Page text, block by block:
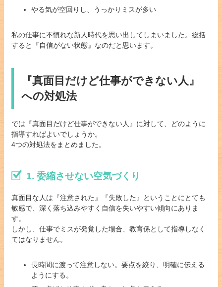
やる気が空回りし、うっかりミスが多い
私の仕事に不慣れな新人時代を思い出してしまいました。総括
すると『自信がない状態』なのだと思います。
『真面目だけど仕事ができない人』
への対処法
では『真面目だけど仕事ができない人』に対して、どのように
指導すればよいでしょうか。
4つの対処法をまとめました。
1. 委縮させない空気づくり
真面目な人は『注意された』『失敗した』ということにとても
敏感で、深く落ち込みやすく自信を失いやすい傾向にありま
す。
しかし、仕事でミスが発覚した場合、教育係として指導しなく
てはなりません。
長時間に渡って注意しない。要点を絞り、明確に伝える
ようにする。